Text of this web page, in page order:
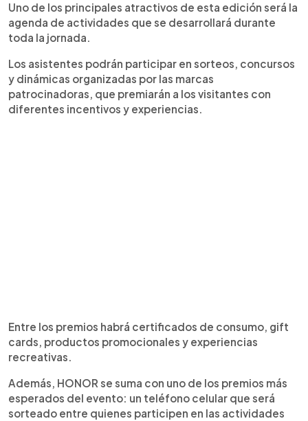
Uno de los principales atractivos de esta edición será la
agenda de actividades que se desarrollará durante
toda la jornada.
Los asistentes podrán participar en sorteos, concursos
y dinámicas organizadas por las marcas
patrocinadoras, que premiarán a los visitantes con
diferentes incentivos y experiencias.
Entre los premios habrá certificados de consumo, gift
cards, productos promocionales y experiencias
recreativas.
Además, HONOR se suma con uno de los premios más
esperados del evento: un teléfono celular que será
sorteado entre quienes participen en las actividades